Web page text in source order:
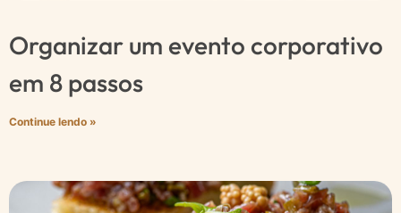
Organizar um evento corporativo
em 8 passos
Continue lendo »